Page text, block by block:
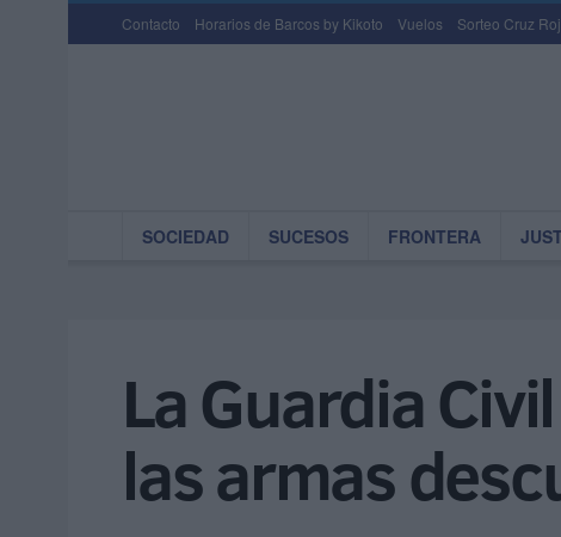
Contacto Horarios de Barcos by Kikoto Vuelos Sorteo Cruz
SOCIEDAD SUCESOS FRONTERA
La Guardia
las armas